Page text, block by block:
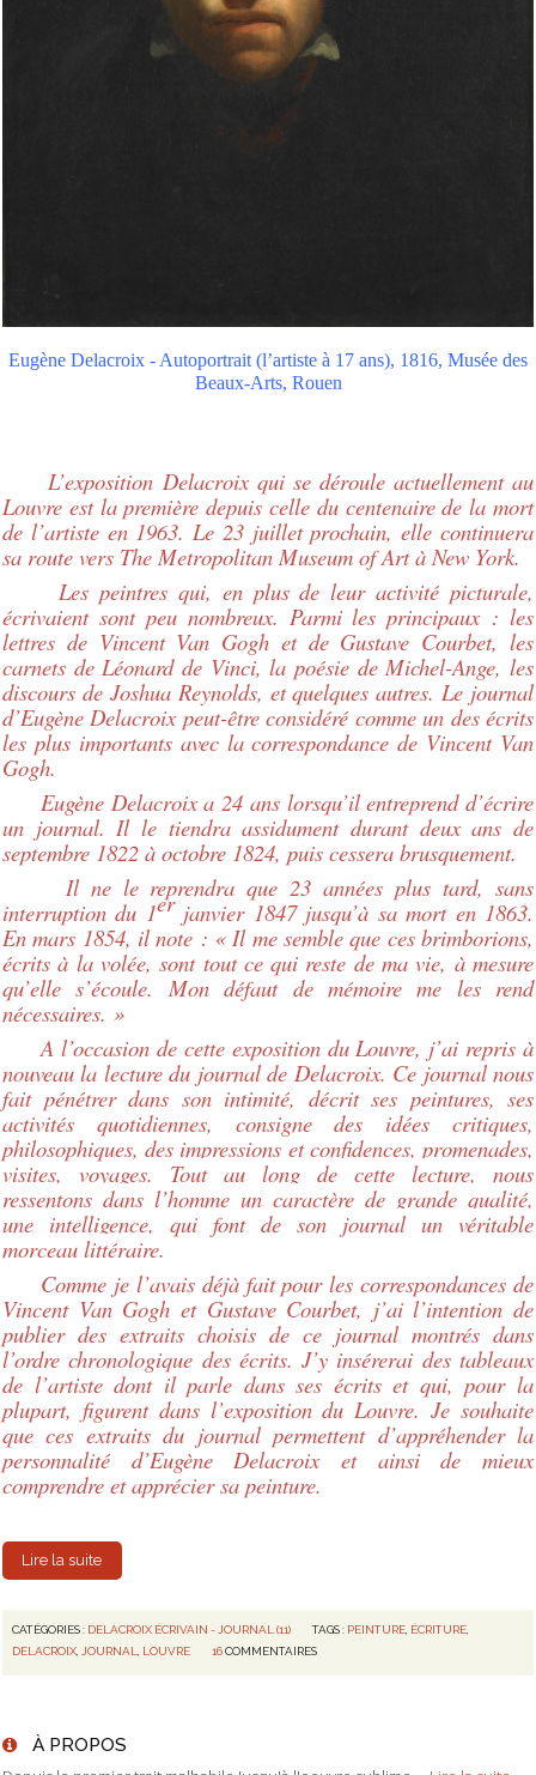
Eugène Delacroix - Autoportrait (l’artiste à 17 ans), 1816, Musée des
Beaux-Arts, Rouen
L’exposition Delacroix qui se déroule actuellement au
Louvre est la première depuis celle du centenaire de la mort
de l’artiste en 1963. Le 23 juillet prochain, elle continuera
sa route vers The Metropolitan Museum of Art à New York.
Les peintres qui, en plus de leur activité picturale,
écrivaient sont peu nombreux. Parmi les principaux : les
lettres de Vincent Van Gogh et de Gustave Courbet, les
carnets de Léonard de Vinci, la poésie de Michel-Ange, les
discours de Joshua Reynolds, et quelques autres. Le journal
d’Eugène Delacroix peut-être considéré comme un des écrits
les plus importants avec la correspondance de Vincent Van
Gogh.
Eugène Delacroix a 24 ans lorsqu’il entreprend d’écrire
un journal. Il le tiendra assidument durant deux ans de
septembre 1822 à octobre 1824, puis cessera brusquement.
Il ne le reprendra que 23 années plus tard, sans
interruption du 1erjanvier 1847 jusqu’à sa mort en 1863.
En mars 1854, il note : « Il me semble que ces brimborions,
écrits à la volée, sont tout ce qui reste de ma vie, à mesure
qu’elle s’écoule. Mon défaut de mémoire me les rend
nécessaires. »
A l’occasion de cette exposition du Louvre, j’ai repris à
nouveau la lecture du journal de Delacroix. Ce journal nous
fait pénétrer dans son intimité, décrit ses peintures, ses
activités quotidiennes, consigne des idées critiques,
philosophiques, des impressions et confidences, promenades,
visites, voyages. Tout au long de cette lecture, nous
ressentons dans l’homme un caractère de grande qualité,
une intelligence, qui font de son journal un véritable
morceau littéraire.
Comme je l’avais déjà fait pour les correspondances de
Vincent Van Gogh et Gustave Courbet, j’ai l’intention de
publier des extraits choisis de ce journal montrés dans
l’ordre chronologique des écrits. J’y insérerai des tableaux
de l’artiste dont il parle dans ses écrits et qui, pour la
plupart, figurent dans l’exposition du Louvre. Je souhaite
que ces extraits du journal permettent d’appréhender la
personnalité d’Eugène Delacroix et ainsi de mieux
comprendre et apprécier sa peinture.
Lire la suite
CATÉGORIES : DELACROIX ÉCRIVAIN - JOURNAL (11) TAGS : PEINTURE ÉCRITURE
DELACROIX JOURNAL LOUVRE 16 COMMENTAIRES
À PROPOS